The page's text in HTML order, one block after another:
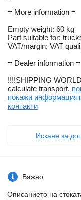
= More information =
Empty weight: 60 kg
Part suitable for:
VAT/margin: VAT
= Dealer information =
!!!!SHIPPING
calculate transport.
покажи
контакти
Искане за
Важно
Описанието на